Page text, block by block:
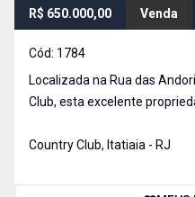
R$ 650.000,00 Venda
Cód: 1784
Localizada na Rua das
Club, esta excelente
descanso e
camas, o
Country Club, Itatiaia - RJ